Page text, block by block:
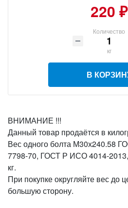
220 ₽
Количество
кг
В
ВНИМАНИЕ !!!
Данный товар продаётся в
Вес одного болта М30х240.58
7798-70, ГОСТ Р ИСО 4014-
кг.
При покупке округляйте вес до
большую сторону.